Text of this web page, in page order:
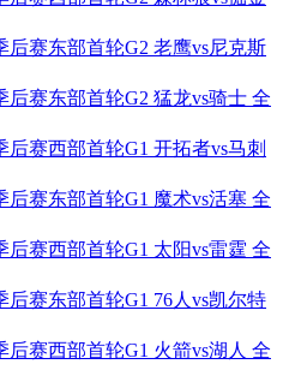
后赛东部首轮G2 老鹰vs尼克斯
后赛东部首轮G2 猛龙vs骑士 全
后赛西部首轮G1 开拓者vs马刺
后赛东部首轮G1 魔术vs活塞 全
后赛西部首轮G1 太阳vs雷霆 全
后赛东部首轮G1 76人vs凯尔特
后赛西部首轮G1 火箭vs湖人 全